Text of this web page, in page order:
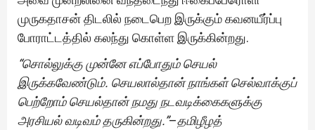
முருகதாசன் திடலில் நடைபெற இருக்கும் கவனயீர்ப்பு
போராட்டத்தில் கலந்து கொள்ள இருக்கின்றது.
“சொல்லுக்கு முன்னே எப்போதும் செயல்
இருக்கவேண்டும். செயலால்தான் நாங்கள் செல்வாக்குப்
பெற்றோம் செயல்தான் நமது நடவடிக்கைகளுக்கு
அரசியல் வடிவம் தருகின்றது.”–தமிழீழத்